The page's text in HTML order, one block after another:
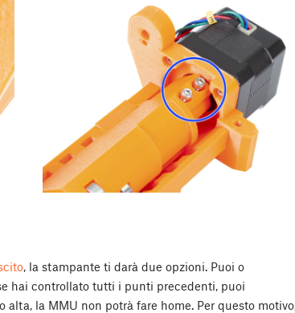
, la stampante ti darà due opzioni. Puoi o
hai controllato tutti i punti precedenti, puoi
la MMU non potrà fare home. Per questo motivo,